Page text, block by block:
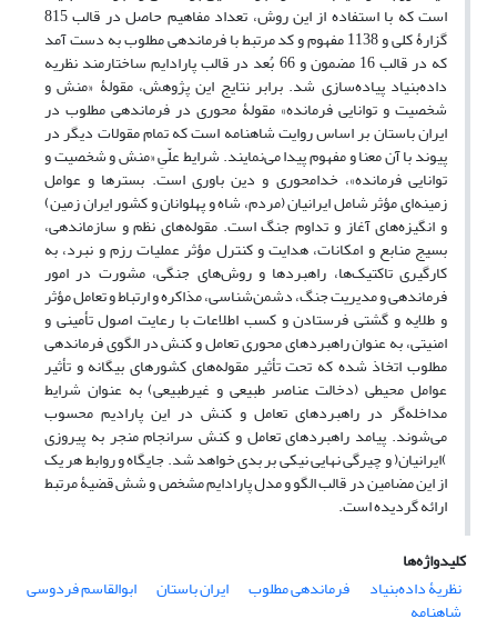
است که با استفاده از این روش، تعداد مفاهیم حاصل در قالب 815
گزارۀ کلی و 1138 مفهوم و کد مرتبط با فرماندهی مطلوب به دست آمد
که در قالب 16 مضمون و 66 بُعد در قالب پارادایم ساختارمند نظریه
داده‌بنیاد پیاده‌سازی شد. برابر نتایج این پژوهش، مقولۀ «منش و
شخصیت و توانایی فرمانده» مقولۀ محوری در فرماندهی مطلوب در
ایران باستان بر اساس روایت شاهنامه است که تمام مقولات دیگر در
پیوند با آن معنا و مفهوم پیدا می‌نمایند. شرایط علّیِ «منش و شخصیت و
توانایی فرمانده»، خدامحوری و دین باوری است. بسترها و عوامل
زمینه‌ای مؤثر شامل ایرانیان (مردم، شاه و پهلوانان و کشور ایران زمین)
و انگیزه‌های آغاز و تداوم جنگ‌ است. مقوله‌های نظم و سازماندهی،
بسیج منابع و امکانات، هدایت و کنترل مؤثر عملیات رزم و نبرد، به
کارگیری تاکتیک‌ها، راهبردها و روش‌های جنگی، مشورت در امور
فرماندهی و مدیریت جنگ، دشمن‌شناسی، مذاکره و ارتباط و تعامل مؤثر
و طلایه و گشتی فرستادن و کسب اطلاعات با رعایت اصول تأمینی و
امنیتی، به عنوان راهبردهای محوری تعامل و کنش در الگوی فرماندهی
مطلوب اتخاذ شده که تحت تأثیر مقوله‌های کشورهای بیگانه و تأثیر
عوامل محیطی (دخالت عناصر طبیعی و غیرطبیعی) به عنوان شرایط
مداخله‌گر در راهبردهای تعامل و کنش در این پارادیم محسوب
می‌شوند. پیامد راهبردهای تعامل و کنش سرانجام منجر به پیروزی
)ایرانیان( و چیرگی نهایی نیکی بر بدی خواهد شد. جایگاه و روابط هر یک
از این مضامین در قالب الگو و مدل پارادایم مشخص و شش قضیۀ مرتبط
ارائه گردیده است.
کلیدواژه‌ها
نظریۀ داده‌بنیاد
فرماندهی مطلوب ایران باستان ابوالقاسم فردوسی
شاهنامه